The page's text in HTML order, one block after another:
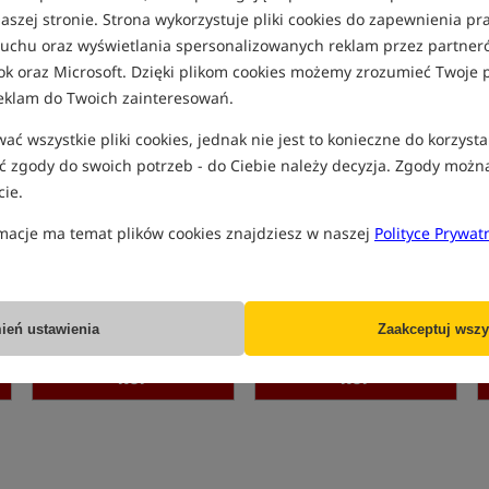
stronie. Strona wykorzystuje pliki cookies do zapewnienia
oraz wyświetlania spersonalizowanych reklam przez
oraz Microsoft. Dzięki plikom cookies możemy zrozumieć Twoje
do Twoich zainteresowań.
wszystkie pliki cookies, jednak nie jest to konieczne do
zgody do swoich potrzeb - do Ciebie należy decyzja. Zgody
ma temat plików cookies znajdziesz w naszej Polityce
ustawienia Zaakceptuj
Edition
Łódka zanętowa z echosondą
otrzymujesz44,27 pkt
KUP
Łódka zanętowa RidgeMonkey Hunter 3000
otrzymujesz38,66 pkt
KUP